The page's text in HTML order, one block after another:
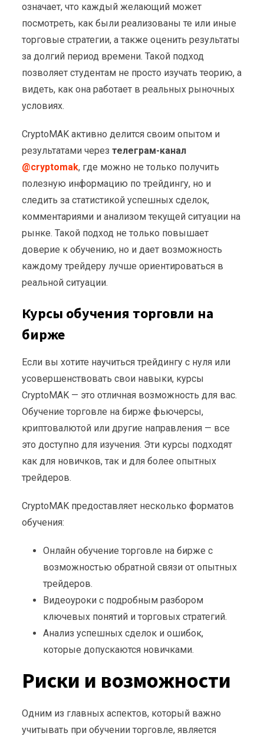
означает, что каждый желающий может
посмотреть, как были реализованы те или иные
торговые стратегии, а также оценить результаты
за долгий период времени. Такой подход
позволяет студентам не просто изучать теорию, а
видеть, как она работает в реальных рыночных
условиях.
CryptoMAK активно делится своим опытом и
результатами через телеграм-канал
@cryptomak, где можно не только получить
полезную информацию по трейдингу, но и
следить за статистикой успешных сделок,
комментариями и анализом текущей ситуации на
рынке. Такой подход не только повышает
доверие к обучению, но и дает возможность
каждому трейдеру лучше ориентироваться в
реальной ситуации.
Курсы обучения торговли на
бирже
Если вы хотите научиться трейдингу с нуля или
усовершенствовать свои навыки, курсы
CryptoMAK — это отличная возможность для вас.
Обучение торговле на бирже фьючерсы,
криптовалютой или другие направления — все
это доступно для изучения. Эти курсы подходят
как для новичков, так и для более опытных
трейдеров.
CryptoMAK предоставляет несколько форматов
обучения:
Онлайн обучение торговле на бирже с
возможностью обратной связи от опытных
трейдеров.
Видеоуроки с подробным разбором
ключевых понятий и торговых стратегий.
Анализ успешных сделок и ошибок,
которые допускаются новичками.
Риски и возможности
Одним из главных аспектов, который важно
учитывать при обучении торговле, является